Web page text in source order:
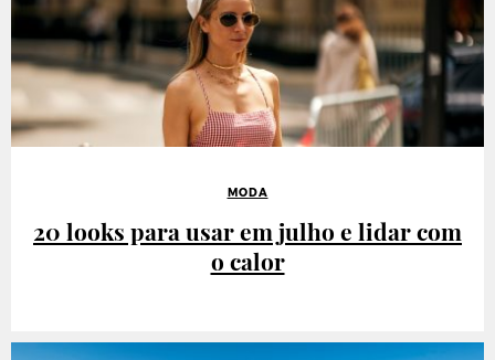
MODA
20 looks para usar em julho e lidar com
o calor